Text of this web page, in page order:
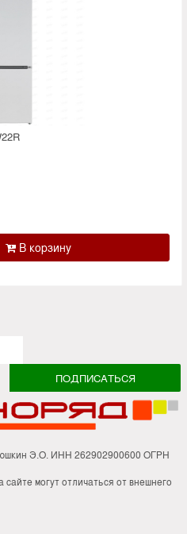
Э.О. ИНН 262902900600 ОГРН
могут отличаться от внешнего